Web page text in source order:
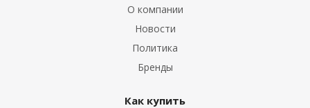
О компании
Новости
Политика
Бренды
Как купить